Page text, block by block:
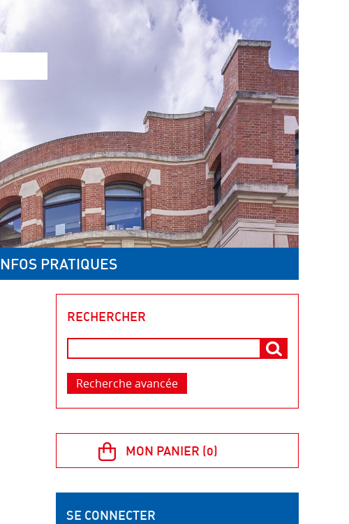
PRATIQUES
RECHERCHER
Recherche avancée
SE CONNECTER